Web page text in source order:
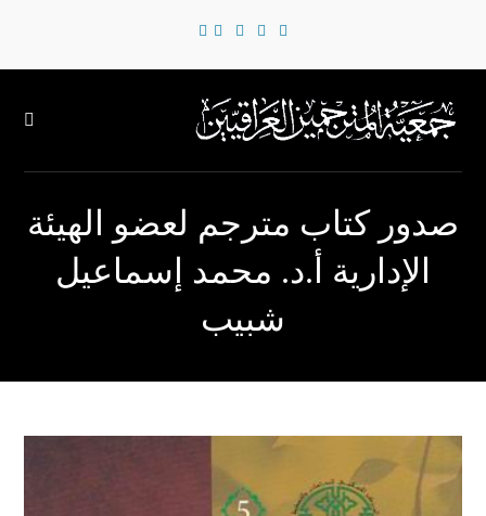
صدور كتاب مترجم لعضو الهيئة
الإدارية أ.د. محمد إسماعيل
شبيب